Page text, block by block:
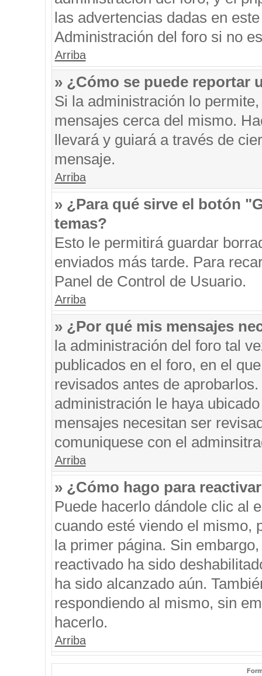
las advertencias dadas en
Administración del foro si no
Arriba
» ¿Cómo se puede reportar
Si la administración lo
mensajes cerca del mismo.
llevará y guiará a través de
mensaje.
Arriba
» ¿Para qué sirve el botón
temas?
Esto le permitirá guardar
enviados más tarde. Para
Panel de Control de Usuario.
Arriba
» ¿Por qué mis mensajes
la administración del foro tal
publicados en el foro, en el
revisados antes de
administración le haya
mensajes necesitan ser
comuniquese con el
Arriba
» ¿Cómo hago para
Puede hacerlo dándole clic al
cuando esté viendo el mismo,
la primer página. Sin
reactivado ha sido
ha sido alcanzado aún.
respondiendo al mismo, sin
hacerlo.
Arriba